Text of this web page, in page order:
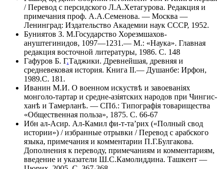
/ Перевод с персидского Л.А.Хетагурова. Редакция и
примечания проф. А.А.Семенова. — Москва —
Ленинград: Издательство Академии наук СССР, 1952.
Буниятов З. М.Государство Хорезмшахов-
ануштегинидов, 1097—1231.— М.: «Наука». Главная
редакция восточной литературы, 1986. С. 148
Гафуров Б. Г.Таджики. Древнейшая, древняя и
средневековая история. Книга II.— Душанбе: Ирфон,
1989.С. 181.
Иванин М.И. О военном искуствѣ и завоеваніях
монголо-тартар и средне-азіятских народов при Чингис-
ханѣ и Тамерланѣ. — СПб.: Типографія товарищества
«Общественная польза», 1875. С. 66-67
Ибн ал-Асир. Ал-Камил фи-т-та’рих («Полный свод
истории») / избранные отрывки / Перевод с арабского
языка, примечания и комментарии П.Г.Булгакова.
Дополнения к переводу, примечаниям и комментариям,
введение и указатели Ш.С.Камолиддина. Ташкент —